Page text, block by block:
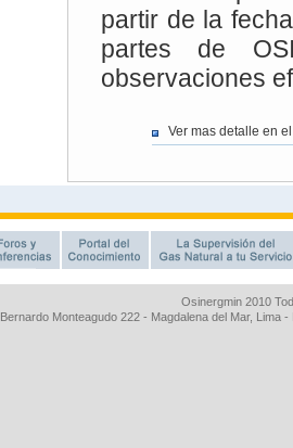
Osinergmin 2010
Bernardo Monteagudo 222 - Magdalena del Mar, Lima